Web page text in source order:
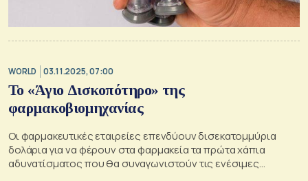
WORLD 03.11.2025, 07:00
Το «Άγιο Δισκοπότηρο» της
φαρμακοβιομηχανίας
Οι φαρμακευτικές εταιρείες επενδύουν δισεκατομμύρια
δολάρια για να φέρουν στα φαρμακεία τα πρώτα χάπια
αδυνατίσματος που θα συναγωνιστούν τις ενέσιμες